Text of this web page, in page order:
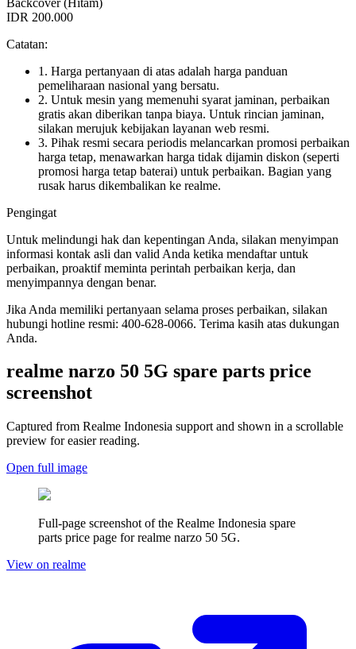
IDR 200.000
Catatan:
1. Harga pertanyaan di atas adalah harga panduan
pemeliharaan nasional yang bersatu.
2. Untuk mesin yang memenuhi syarat jaminan, perbaikan
gratis akan diberikan tanpa biaya. Untuk rincian jaminan,
silakan merujuk kebijakan layanan web resmi.
3. Pihak resmi secara periodis melancarkan promosi perbaikan
harga tetap, menawarkan harga tidak dijamin diskon (seperti
promosi harga tetap baterai) untuk perbaikan. Bagian yang
rusak harus dikembalikan ke realme.
Pengingat
Untuk melindungi hak dan kepentingan Anda, silakan menyimpan
informasi kontak asli dan valid Anda ketika mendaftar untuk
perbaikan, proaktif meminta perintah perbaikan kerja, dan
menyimpannya dengan benar.
Jika Anda memiliki pertanyaan selama proses perbaikan, silakan
hubungi hotline resmi: 400-628-0066. Terima kasih atas dukungan
Anda.
realme narzo 50 5G spare parts price
screenshot
Captured from Realme Indonesia support and shown in a scrollable
preview for easier reading.
Open full image
Full-page screenshot of the Realme Indonesia spare
parts price page forrealme narzo 50 5G.
View on realme